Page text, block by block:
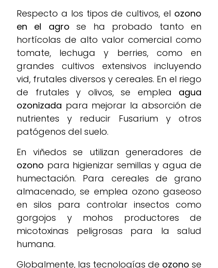
Respecto a los tipos de cultivos, el ozono
en el agro se ha probado tanto en
hortícolas de alto valor comercial como
tomate, lechuga y berries, como en
grandes cultivos extensivos incluyendo
vid, frutales diversos y cereales. En el riego
de frutales y olivos, se emplea agua
ozonizada para mejorar la absorción de
nutrientes y reducir Fusarium y otros
patógenos del suelo.
En viñedos se utilizan generadores de
ozono para higienizar semillas y agua de
humectación. Para cereales de grano
almacenado, se emplea ozono gaseoso
en silos para controlar insectos como
gorgojos y mohos productores de
micotoxinas peligrosas para la salud
humana.
Globalmente, las tecnologías de ozono se